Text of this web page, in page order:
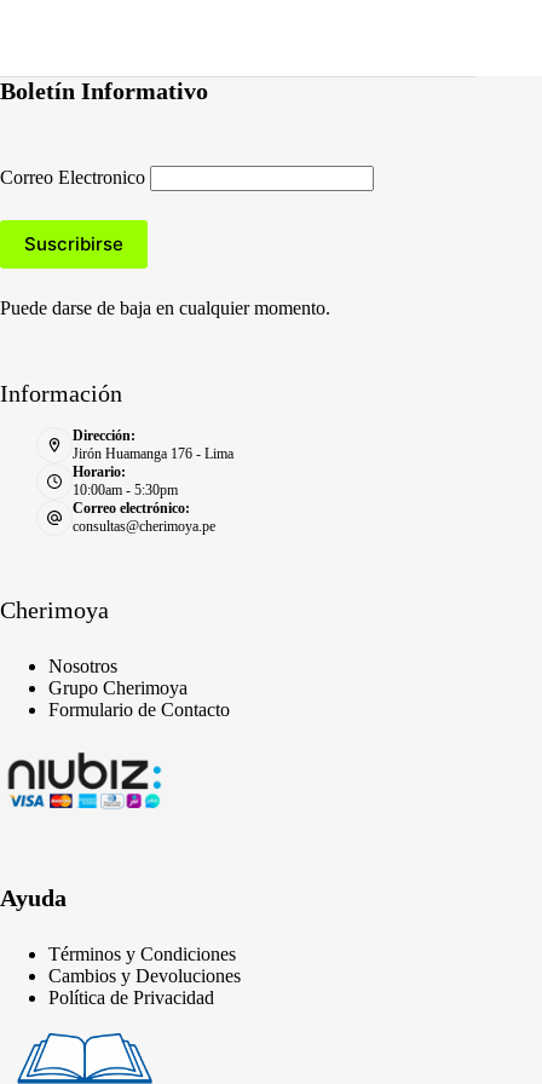
Boletín Informativo
Correo Electronico
Puede darse de baja en cualquier momento.
Información
Dirección:
Jirón Huamanga 176 - Lima
Horario:
10:00am - 5:30pm
Correo electrónico:
consultas@cherimoya.pe
Cherimoya
Nosotros
Grupo Cherimoya
Formulario de Contacto
Ayuda
Términos y Condiciones
Cambios y Devoluciones
Política de Privacidad